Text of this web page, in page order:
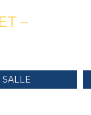
–
SALLE